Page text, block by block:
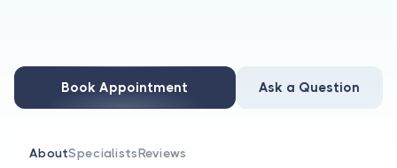
For Doctors
Are you a doctor?
Book Appointment Ask a Question
AboutSpecialistsReviews